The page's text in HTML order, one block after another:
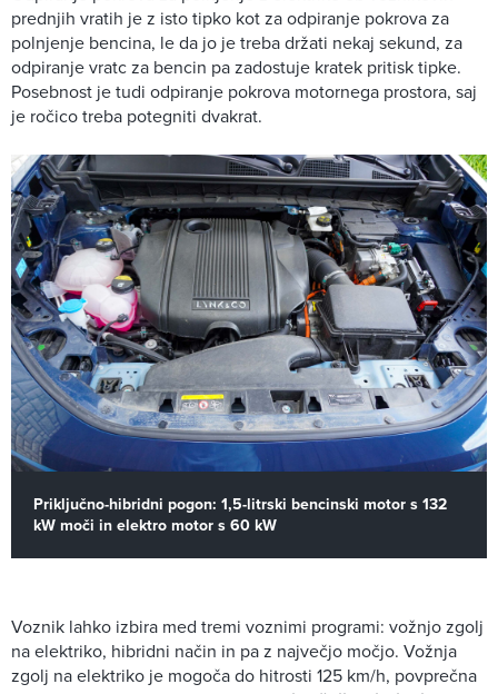
prednjih vratih je z isto tipko kot za odpiranje pokrova za
polnjenje bencina, le da jo je treba držati nekaj sekund, za
odpiranje vratc za bencin pa zadostuje kratek pritisk tipke.
Posebnost je tudi odpiranje pokrova motornega prostora, saj
je ročico treba potegniti dvakrat.
Priključno-hibridni pogon: 1,5-litrski bencinski motor s 132
kW moči in elektro motor s 60 kW
Voznik lahko izbira med tremi voznimi programi: vožnjo zgolj
na elektriko, hibridni način in pa z največjo močjo. Vožnja
zgolj na elektriko je mogoča do hitrosti 125 km/h, povprečna